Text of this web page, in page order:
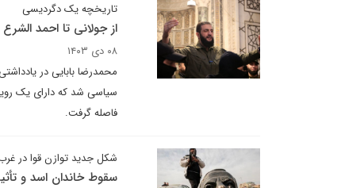
تاریخچه یک دگردیسی
از جولانی تا احمد الشرع
۰۸ دی ۱۴۰۳
محمدرضا بابایی در
سیاسی شد که دارای یک
فاصله گرفت.
شکل جدید توازن قوا در
سقوط خاندان اسد و